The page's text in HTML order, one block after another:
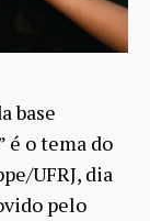
base
é o tema do
UFRJ, dia
pelo